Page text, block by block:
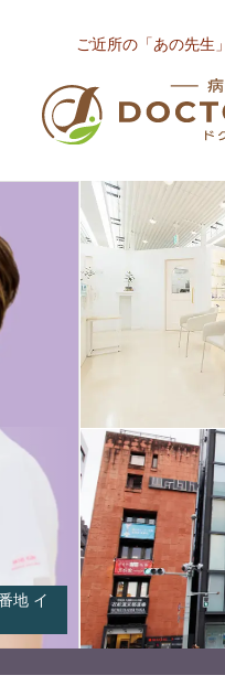
ご近所の「あの先生
地 イ